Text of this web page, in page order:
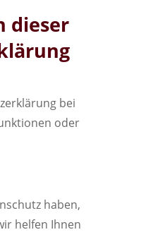
dieser
bei
oder
haben,
helfen Ihnen